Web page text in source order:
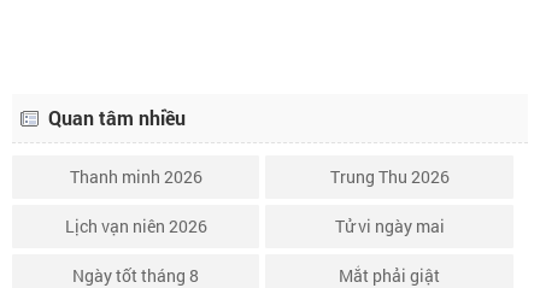
Quan tâm nhiều
Thanh minh 2026 Trung Thu 2026
Lịch vạn niên 2026 Tử vi ngày mai
Ngày tốt tháng 8 Mắt phải giật